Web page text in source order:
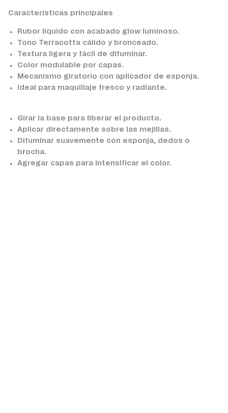
Características principales
Rubor líquido con acabado glow luminoso.
Tono Terracotta cálido y bronceado.
Textura ligera y fácil de difuminar.
Color modulable por capas.
Mecanismo giratorio con aplicador de esponja.
Ideal para maquillaje fresco y radiante.
Girar la base para liberar el producto.
Aplicar directamente sobre las mejillas.
Difuminar suavemente con esponja, dedos o
brocha.
Agregar capas para intensificar el color.